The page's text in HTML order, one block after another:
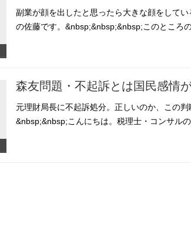
副業が顔を出したと思ったら大きな顔をして
の佐藤です。&nbsp;&nbsp;&nbsp;このところ
森友問題・不起訴とは国民感情
元理財局長に不起訴処分。正しいのか、この
&nbsp;&nbsp;こんにちは。税理士・コンサル